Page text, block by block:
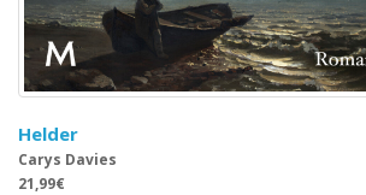
Helder
Carys Davies
21,99€